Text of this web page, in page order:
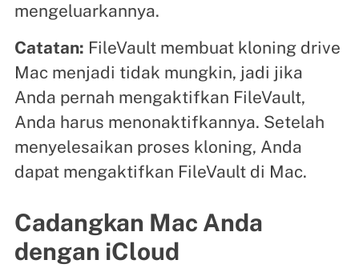
mengeluarkannya.
Catatan: FileVault membuat kloning drive
Mac menjadi tidak mungkin, jadi jika
Anda pernah mengaktifkan FileVault,
Anda harus menonaktifkannya. Setelah
menyelesaikan proses kloning, Anda
dapat mengaktifkan FileVault di Mac.
Cadangkan Mac Anda
dengan iCloud